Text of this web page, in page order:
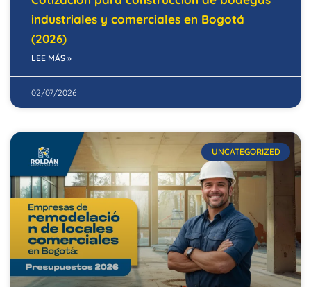
industriales y comerciales en Bogotá
(2026)
LEE MÁS »
02/07/2026
UNCATEGORIZED